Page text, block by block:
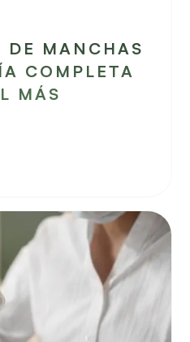
DE MANCHAS
COMPLETA
MÁS